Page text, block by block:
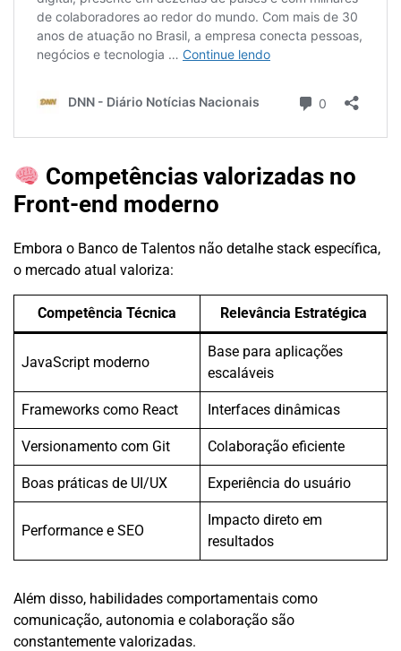
Competências valorizadas no
Front-end moderno
Embora o Banco de Talentos não detalhe stack específica,
o mercado atual valoriza:
Competência Técnica Relevância Estratégica
JavaScript moderno
Base para aplicações
escaláveis
Frameworks como React Interfaces dinâmicas
Versionamento com Git Colaboração eficiente
Boas práticas de UI/UX Experiência do usuário
Performance e SEO
Impacto direto em
resultados
Além disso, habilidades comportamentais como
comunicação, autonomia e colaboração são
constantemente valorizadas.